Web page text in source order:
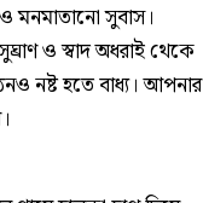
মনমাতানো সুবাস।
ও স্বাদ অধরাই থেকে
নষ্ট হতে বাধ্য। আপনার